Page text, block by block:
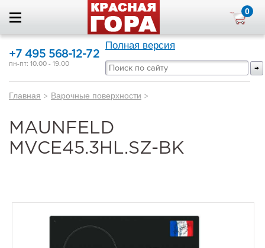
0
+7 495 568-12-72
пн-пт: 10.00 - 19.00
Полная версия
Главная > Варочные поверхности >
MAUNFELD
MVCE45.3HL.SZ-BK